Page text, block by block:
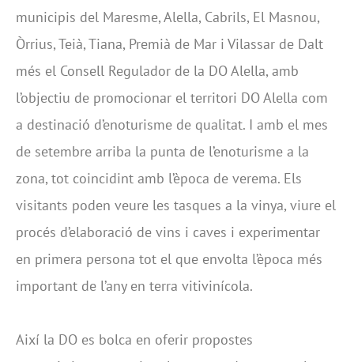
municipis del Maresme, Alella, Cabrils, El Masnou,
Òrrius, Teià, Tiana, Premià de Mar i Vilassar de Dalt
més el Consell Regulador de la DO Alella, amb
l’objectiu de promocionar el territori DO Alella com
a destinació d’enoturisme de qualitat. I amb el mes
de setembre arriba la punta de l’enoturisme a la
zona, tot coincidint amb l’època de verema. Els
visitants poden veure les tasques a la vinya, viure el
procés d’elaboració de vins i caves i experimentar
en primera persona tot el que envolta l’època més
important de l’any en terra vitivinícola.
Així la DO es bolca en oferir propostes